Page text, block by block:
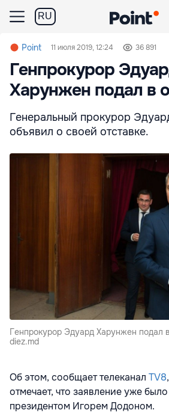
RU
Point 11 июля 2019, 12:24 36 891
Генпрокурор
Харунжен подал в
Генеральный прокурор
объявил о своей отставке.
Генпрокурор Эдуард Харунжен подал
diez.md
Об этом, сообщает телеканал TV8
отмечает, что заявление уже
президентом Игорем Додоном.